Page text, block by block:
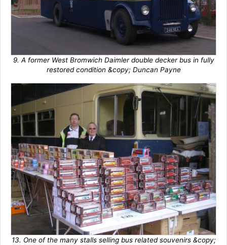
9. A former West Bromwich Daimler double decker bus in fully
restored condition &copy; Duncan Payne
13. One of the many stalls selling bus related souvenirs &copy;